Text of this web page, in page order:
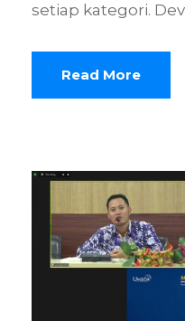
setiap kategori.
Read More